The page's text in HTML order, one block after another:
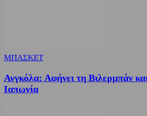
ΜΠΑΣΚΕΤ
Ανγκόλα: Αφήνει τη Βιλερμπάν
Ιαπωνία